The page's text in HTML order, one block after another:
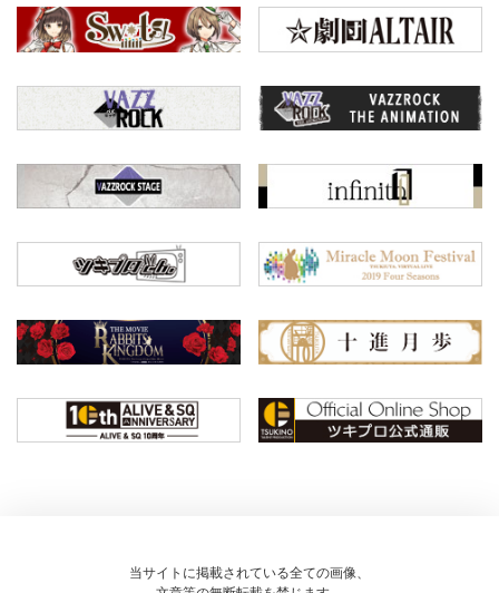
当サイトに掲載されている全ての画像、